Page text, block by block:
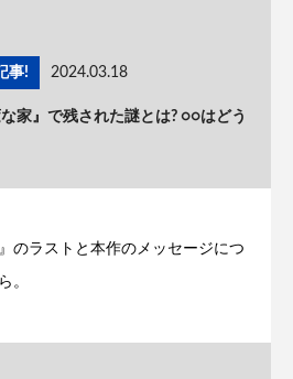
事! 2024.03.18
家』で残された謎とは? ○○はどう
のラストと本作のメッセージにつ
。